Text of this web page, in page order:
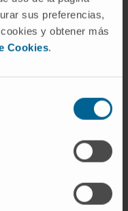
sus preferencias,
y obtener más
Cookies.
época. La
el muslo.
, se
es decir, a la
el